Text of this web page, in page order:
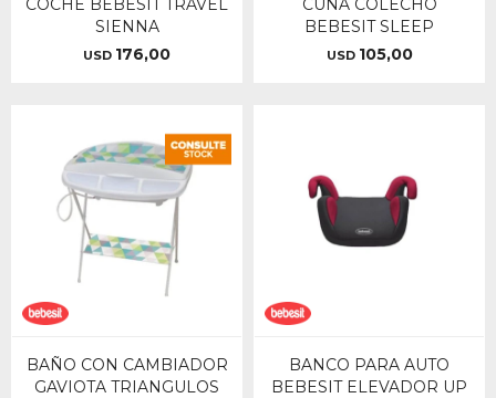
COCHE BEBESIT TRAVEL
SIENNA
USD 176,00
CUNA COLECHO
BEBESIT SLEEP
USD 105,00
BAÑO CON CAMBIADOR
GAVIOTA TRIANGULOS
BANCO PARA AUTO
BEBESIT ELEVADOR UP